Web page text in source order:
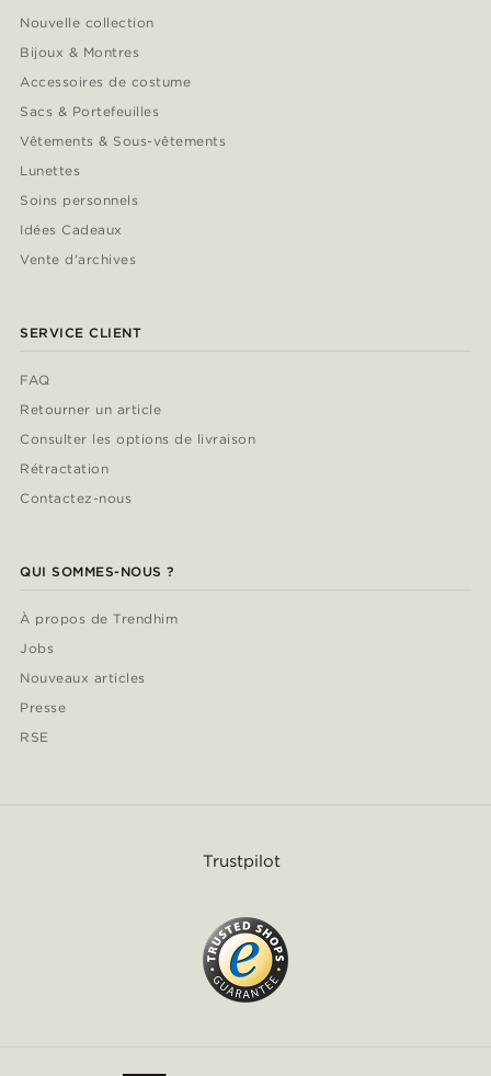
Nouvelle collection
Bijoux & Montres
Accessoires de costume
Sacs & Portefeuilles
Vêtements & Sous-vêtements
Lunettes
Soins personnels
Idées Cadeaux
Vente d'archives
SERVICE CLIENT
FAQ
Retourner un article
Consulter les options de livraison
Rétractation
Contactez-nous
QUI SOMMES-NOUS ?
À propos de Trendhim
Jobs
Nouveaux articles
Presse
RSE
Trustpilot